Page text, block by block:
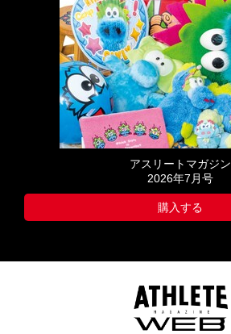
アスリートマガジン
2026年7月号
購入する